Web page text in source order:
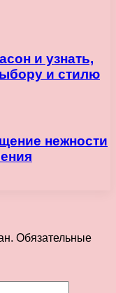
и узнать,
и стилю
нежности
Обязательные